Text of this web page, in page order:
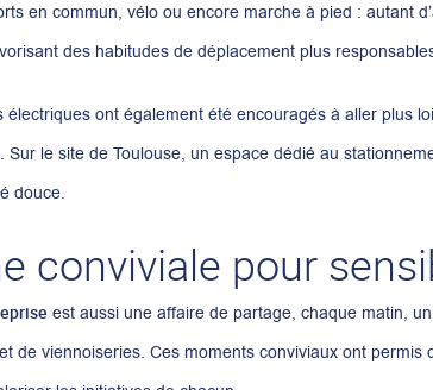
en commun, vélo ou encore marche à pied : autant
des habitudes de déplacement plus
électriques ont également été encouragés à aller plus
le site de Toulouse, un espace dédié au
douce.
conviviale pour
est aussi une affaire de partage, chaque matin,
de viennoiseries. Ces moments conviviaux ont permis